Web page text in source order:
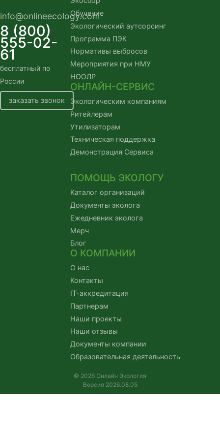
info@onlineecology.com
8 (800)
555-02-
61
бесплатный по
России
заказать звонок
Обучение
Экологический аутсорсинг
Программа ПЭК
Нормативы выбросов
Мероприятия при НМУ
НООЛР
ОНЛАЙН-СЕРВИС
Экологическим компаниям
Ритейлерам
Утилизаторам
Техническая поддержка
Демонстрация Сервиса
ПОМОЩЬ ЭКОЛОГУ
Каталог организаций
Документы эколога
Ежедневник эколога
Мерч
Блог
О КОМПАНИИ
О нас
Контакты
IT-аккредитация
Партнерам
Наши проекты
Наши отзывы
Документы компании
Образовательная деятельность
© 2026 Онлайн Экология
Версия 2026.08.05